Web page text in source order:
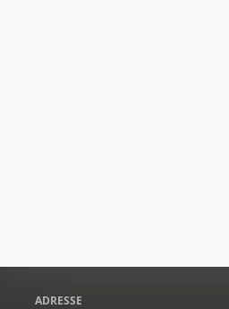
ADRESSE